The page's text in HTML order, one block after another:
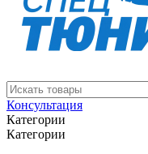
Консультация
Категории
Категории